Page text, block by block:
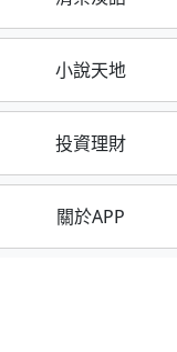
小說天地
投資理財
關於APP